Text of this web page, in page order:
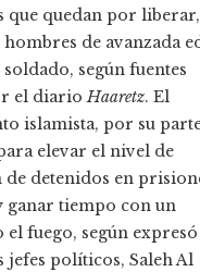
que quedan por liberar,
de avanzada
según fuentes
el diarioHaaretz. El
islamista, por su
elevar el nivel de
detenidos en
ganar tiempo con un
el fuego, según expresó
jefes políticos, Saleh Al